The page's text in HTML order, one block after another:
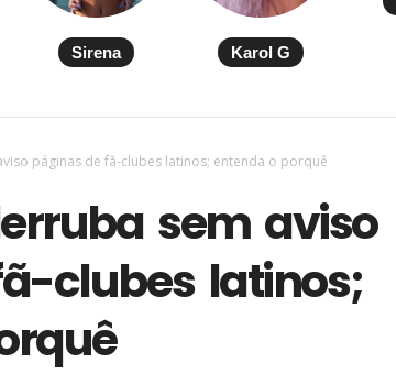
Sirena Karol G
páginas de fã-clubes latinos; entenda o porquê
sem aviso
clubes latinos;